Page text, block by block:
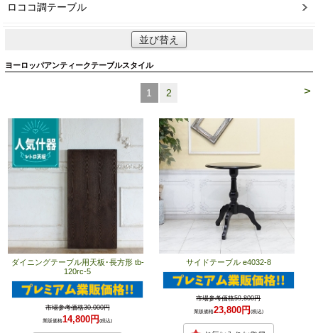
ロココ調テーブル
並び替え
ヨーロッパアンティークテーブルスタイル
>
1 2
ダイニングテーブル用天板･長方形 tb-
120rc-5
市場参考価格30,000円
業販価格14,800円(税込)
サイドテーブル e4032-8
市場参考価格59,800円
業販価格23,800円 (税込)